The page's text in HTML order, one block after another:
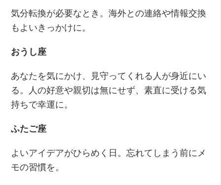
気分転換が必要なとき。海外との連絡や情報交換
もよいきっかけに。
おうし座
あなたを気にかけ、見守ってくれる人が身近にい
る。人の好意や親切は無にせず、素直に受ける気
持ちで幸運に。
ふたご座
よいアイデアがひらめく日。忘れてしまう前にメ
モの習慣を。